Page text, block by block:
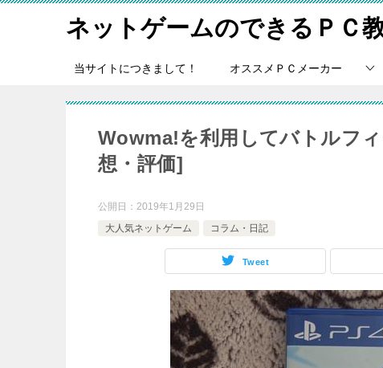
ネットゲームのできるＰＣ
当サイトにつきまして！ オススメＰＣメーカー
Wowma!を利用してバトルフ
想・評価]
公開日： 2019年1月29日
大人気ネットゲーム
コラム・日記
Tweet